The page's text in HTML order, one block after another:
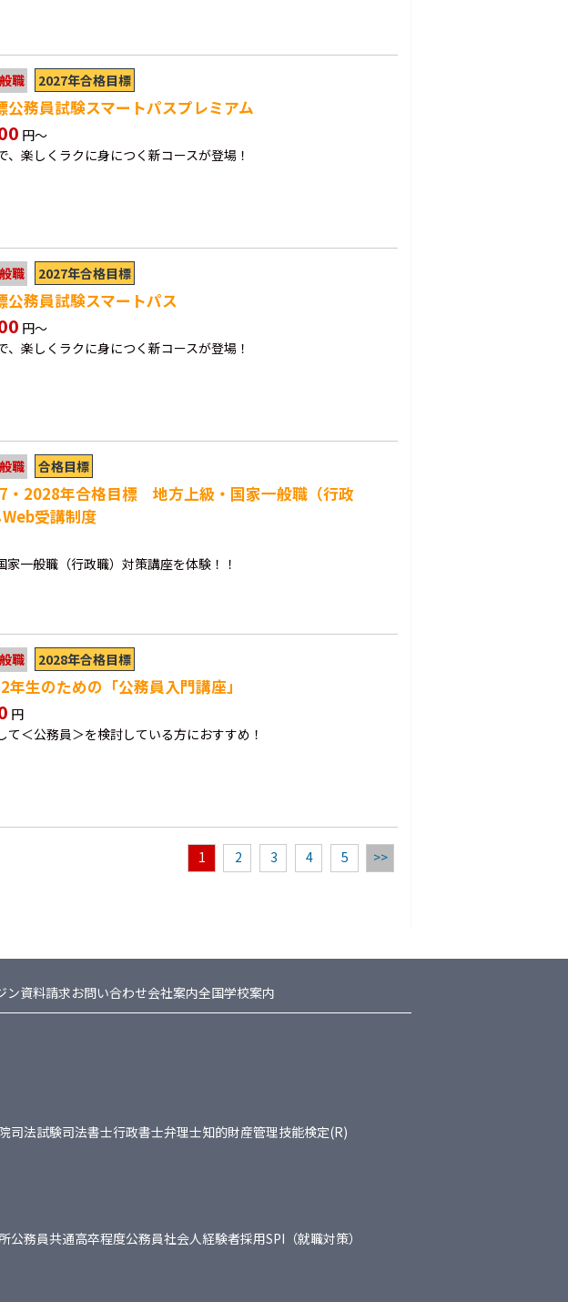
職 2027年合格目標
公務員試験スマートパスプレミアム
円～
、楽しくラクに身につく新コースが登場！
職 2027年合格目標
公務員試験スマートパス
円～
、楽しくラクに身につく新コースが登場！
職 合格目標
・2028年合格目標 地方上級・国家一般職（行政
受講制度
家一般職（行政職）対策講座を体験！！
職 2028年合格目標
年生のための「公務員入門講座」
円
て＜公務員＞を検討している方におすすめ！
1 2 3 4 5 >>
ン資料請求お問い合わせ会社案内全国学校案内
司法試験司法書士行政書士弁理士知的財産管理技能検定(R)
公務員共通高卒程度公務員社会人経験者採用SPI（就職対策）